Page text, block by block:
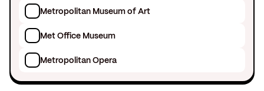
Metropolitan Museum of Art
Met Office Museum
Metropolitan Opera